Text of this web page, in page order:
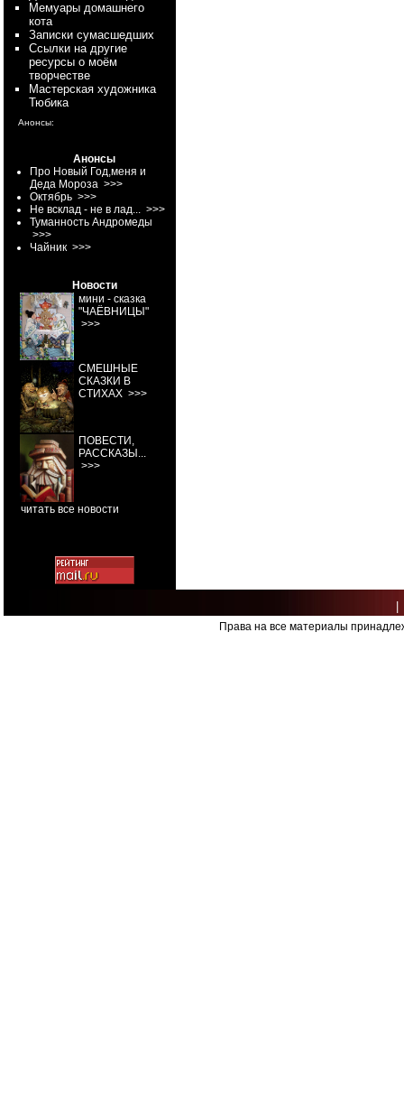
Мемуары домашнего
кота
Записки сумасшедших
Ссылки на другие
ресурсы о моём
творчестве
Мастерская художника
Тюбика
Анонсы:
Анонсы
Про Новый Год,меня и
Деда Мороза >>>
Октябрь >>>
Не всклад - не в лад... >>>
Туманность Андромеды
>>>
Чайник >>>
Новости
мини - сказка
"ЧАЁВНИЦЫ"
>>>
СМЕШНЫЕ
СКАЗКИ В
СТИХАХ >>>
ПОВЕСТИ,
РАССКАЗЫ...
>>>
читать все новости
Права на все материалы